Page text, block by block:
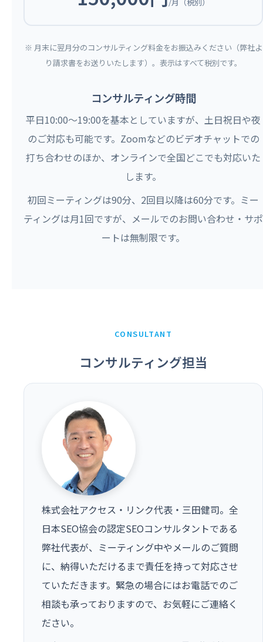
※ 月末に翌月分のコンサルティング料金をお振込みください（弊社よ
り請求書をお送りいたします）。表示はすべて税別です。
コンサルティング時間
平日10:00〜19:00を基本としていますが、土日祝日や夜
のご対応も可能です。Zoomなどのビデオチャットでの
打ち合わせのほか、オンラインで全国どこでも対応いた
します。
初回ミーティングは90分、2回目以降は60分です。ミー
ティングは月1回ですが、メールでのお問い合わせ・サポ
ートは無制限です。
CONSULTANT
コンサルティング担当
株式会社アクセス・リンク代表・三田健司。全
日本SEO協会の認定SEOコンサルタントである
弊社代表が、ミーティング中やメールのご質問
に、納得いただけるまで責任を持って対応させ
ていただきます。緊急の場合にはお電話でのご
相談も承っておりますので、お気軽にご連絡く
ださい。